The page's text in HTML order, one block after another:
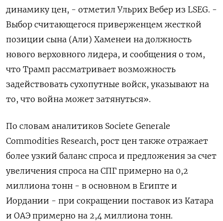
динамику цен, - ‌отметил Ульрих Вебер из LSEG. -
Выбор считающегося приверженцем жесткой ​
позиции сына (Али) Хаменеи на должность
нового верховного лидера, и сообщения о том,
что Трамп рассматривает возможность
задействовать сухопутные войск, указывают на
то, что война может затянуться».
По словам аналитиков Societe Generale
Commodities Research, рост цен также отражает
более узкий баланс ​спроса и ⁠предложения за счет
увеличения спроса на СПГ примерно на 0,2
миллиона тонн - в основном ‌в Египте и
Иордании - при сокращении поставок ‌из Катара
и ОАЭ примерно на 2,4 миллиона тонн.